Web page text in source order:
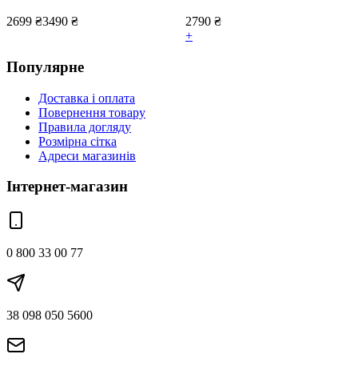
2699 ₴3490 ₴ 2790 ₴
+
Популярне
Доставка і оплата
Повернення товару
Правила догляду
Розмірна сітка
Адреси магазинів
Інтернет-магазин
0 800 33 00 77
38 098 050 5600